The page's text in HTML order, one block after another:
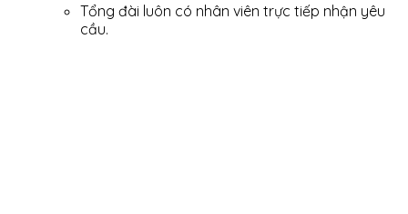
Tổng đài luôn có nhân viên trực tiếp nhận yêu
cầu.